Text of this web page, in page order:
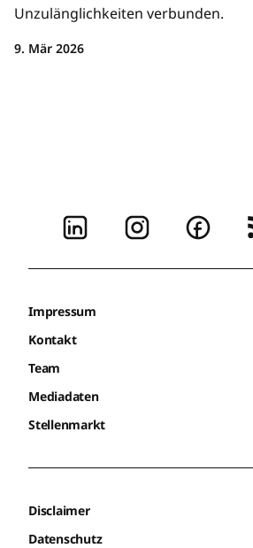
Unzulänglichkeiten verbunden.
9. Mär 2026
Impressum
Kontakt
Team
Mediadaten
Stellenmarkt
Disclaimer
Datenschutz